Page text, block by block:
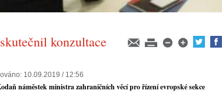
konzultace
10.09.2019 / 12:56
náměstek ministra zahraničních věcí pro řízení evropské sekce